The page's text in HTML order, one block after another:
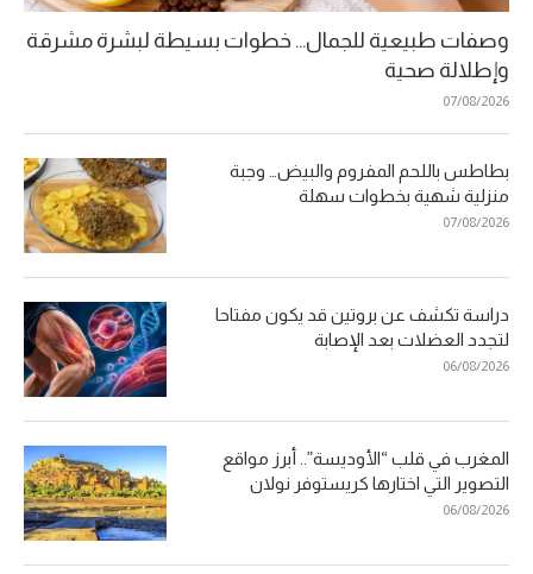
وصفات طبيعية للجمال… خطوات بسيطة لبشرة مشرقة
وإطلالة صحية
07/08/2026
بطاطس باللحم المفروم والبيض… وجبة
منزلية شهية بخطوات سهلة
07/08/2026
دراسة تكشف عن بروتين قد يكون مفتاحا
لتجدد العضلات بعد الإصابة
06/08/2026
المغرب في قلب “الأوديسة”.. أبرز مواقع
التصوير التي اختارها كريستوفر نولان
06/08/2026